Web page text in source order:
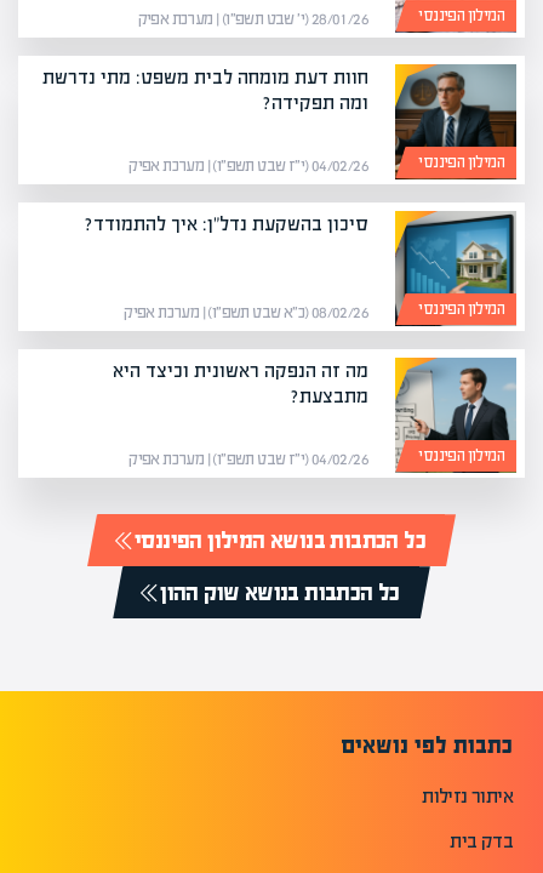
המילון הפיננסי 28/01/26 (י׳ שבט תשפ״ו) | מערכת אפיק
המילון הפיננסי
חוות דעת מומחה לבית משפט: מתי נדרשת
ומה תפקידה?
04/02/26 (י״ז שבט תשפ״ו) | מערכת אפיק
המילון הפיננסי
סיכון בהשקעת נדל"ן: איך להתמודד?
08/02/26 (כ״א שבט תשפ״ו) | מערכת אפיק
המילון הפיננסי
מה זה הנפקה ראשונית וכיצד היא
מתבצעת?
04/02/26 (י״ז שבט תשפ״ו) | מערכת אפיק
כל הכתבות בנושא המילון הפיננסי
כל הכתבות בנושא שוק ההון
כתבות לפי נושאים
איתור נזילות
בדק בית